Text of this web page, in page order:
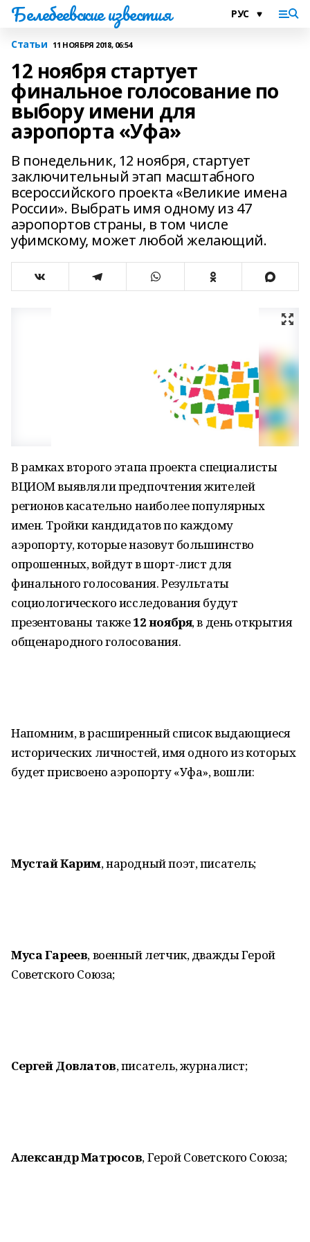
Белебеевские известия
Статьи 11 НОЯБРЯ 2018, 06:54
12 ноября стартует
финальное голосование по
выбору имени для
аэропорта «Уфа»
В понедельник, 12 ноября, стартует
заключительный этап масштабного
всероссийского проекта «Великие имена
России». Выбрать имя одному из 47
аэропортов страны, в том числе
уфимскому, может любой желающий.
В рамках второго этапа проекта специалисты
ВЦИОМ выявляли предпочтения жителей
регионов касательно наиболее популярных
имен. Тройки кандидатов по каждому
аэропорту, которые назовут большинство
опрошенных, войдут в шорт-лист для
финального голосования. Результаты
социологического исследования будут
презентованы также12 ноября, в день открытия
общенародного голосования.
Напомним, в расширенный список выдающиеся
исторических личностей, имя одного из которых
будет присвоено аэропорту «Уфа», вошли:
Мустай Карим, народный поэт, писатель;
Муса Гареев, военный летчик, дважды Герой
Советского Союза;
Сергей Довлатов, писатель, журналист;
Александр Матросов, Герой Советского Союза;